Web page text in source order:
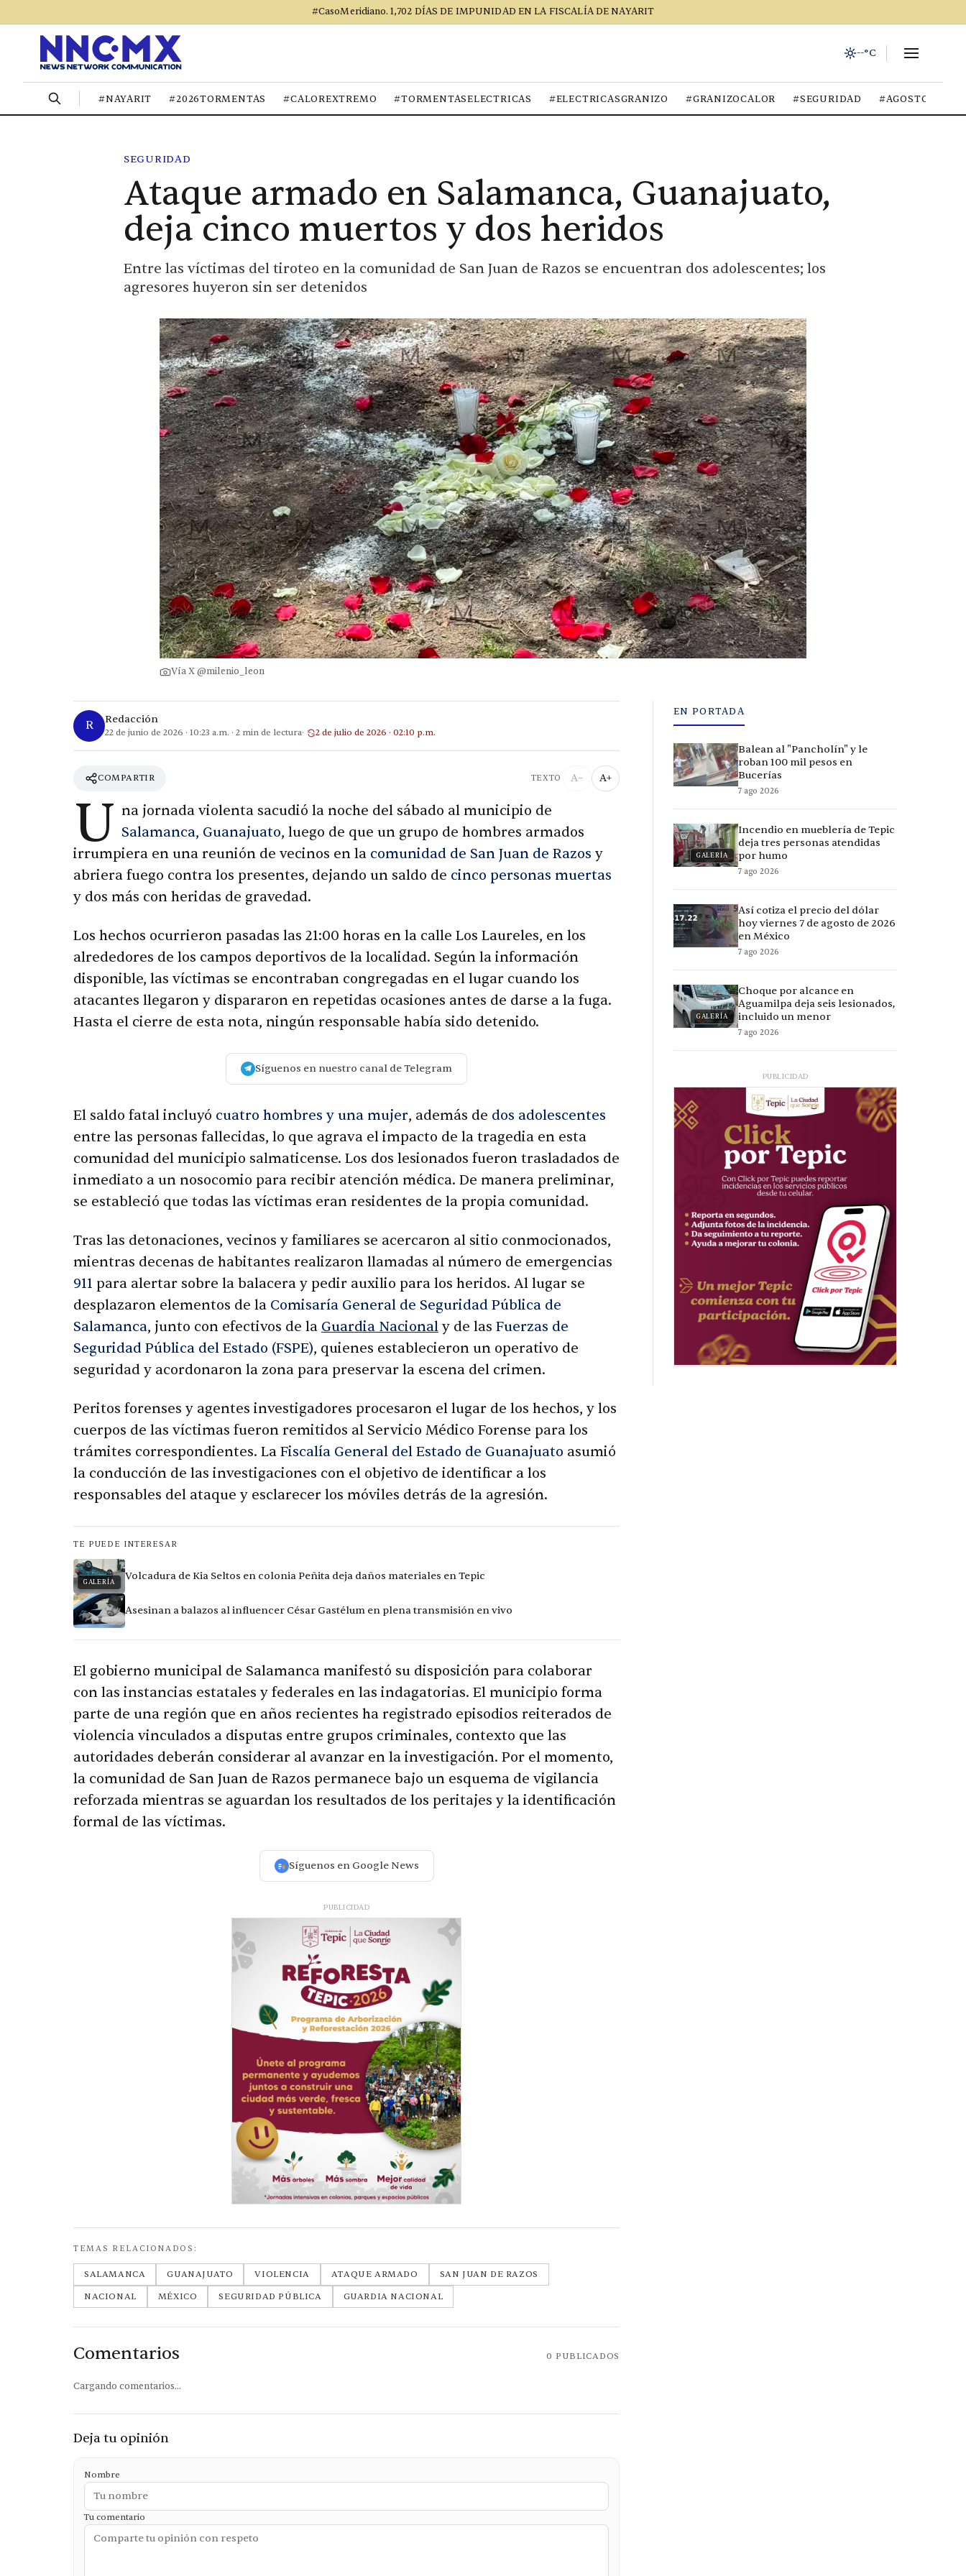
#CasoMeridiano. 1,702 DÍAS DE IMPUNIDAD EN LA FISCALÍA DE NAYARIT
--°C
#NAYARIT #2026TORMENTAS #CALOREXTREMO #TORMENTASELECTRICAS #ELECTRICASGRANIZO #GRANIZOCALOR #SEGURIDAD #AGOSTO2026
SEGURIDAD
Ataque armado en Salamanca, Guanajuato,
deja cinco muertos y dos heridos
Entre las víctimas del tiroteo en la comunidad de San Juan de Razos se encuentran dos adolescentes; los
agresores huyeron sin ser detenidos
Vía X @milenio_leon
R Redacción
22 de junio de 2026 · 10:23 a.m. · 2 min de lectura 2 de julio de 2026 · 02:10 p.m.
COMPARTIR TEXTO A− A+
U na jornada violenta sacudió la noche del sábado al municipio de
Salamanca, Guanajuato, luego de que un grupo de hombres armados
irrumpiera en una reunión de vecinos en la comunidad de San Juan de Razos y
abriera fuego contra los presentes, dejando un saldo de cinco personas muertas
y dos más con heridas de gravedad.
Los hechos ocurrieron pasadas las 21:00 horas en la calle Los Laureles, en los
alrededores de los campos deportivos de la localidad. Según la información
disponible, las víctimas se encontraban congregadas en el lugar cuando los
atacantes llegaron y dispararon en repetidas ocasiones antes de darse a la fuga.
Hasta el cierre de esta nota, ningún responsable había sido detenido.
Síguenos en nuestro canal de Telegram
El saldo fatal incluyó cuatro hombres y una mujer, además de dos adolescentes
entre las personas fallecidas, lo que agrava el impacto de la tragedia en esta
comunidad del municipio salmaticense. Los dos lesionados fueron trasladados de
inmediato a un nosocomio para recibir atención médica. De manera preliminar,
se estableció que todas las víctimas eran residentes de la propia comunidad.
Tras las detonaciones, vecinos y familiares se acercaron al sitio conmocionados,
mientras decenas de habitantes realizaron llamadas al número de emergencias
911 para alertar sobre la balacera y pedir auxilio para los heridos. Al lugar se
desplazaron elementos de la Comisaría General de Seguridad Pública de
Salamanca, junto con efectivos de la Guardia Nacional y de las Fuerzas de
Seguridad Pública del Estado (FSPE), quienes establecieron un operativo de
seguridad y acordonaron la zona para preservar la escena del crimen.
Peritos forenses y agentes investigadores procesaron el lugar de los hechos, y los
cuerpos de las víctimas fueron remitidos al Servicio Médico Forense para los
trámites correspondientes. La Fiscalía General del Estado de Guanajuato asumió
la conducción de las investigaciones con el objetivo de identificar a los
responsables del ataque y esclarecer los móviles detrás de la agresión.
TE PUEDE INTERESAR
GALERÍA Volcadura de Kia Seltos en colonia Peñita deja daños materiales en Tepic
Asesinan a balazos al influencer César Gastélum en plena transmisión en vivo
El gobierno municipal de Salamanca manifestó su disposición para colaborar
con las instancias estatales y federales en las indagatorias. El municipio forma
parte de una región que en años recientes ha registrado episodios reiterados de
violencia vinculados a disputas entre grupos criminales, contexto que las
autoridades deberán considerar al avanzar en la investigación. Por el momento,
la comunidad de San Juan de Razos permanece bajo un esquema de vigilancia
reforzada mientras se aguardan los resultados de los peritajes y la identificación
formal de las víctimas.
Síguenos en Google News
PUBLICIDAD
TEMAS RELACIONADOS:
SALAMANCA GUANAJUATO VIOLENCIA ATAQUE ARMADO
SAN JUAN DE RAZOS
NACIONAL
MÉXICO SEGURIDAD PÚBLICA GUARDIA NACIONAL
Comentarios 0 PUBLICADOS
Cargando comentarios...
Deja tu opinión
Nombre
Tu comentario
EN PORTADA
Balean al "Pancholín" y le
roban 100 mil pesos en
Bucerías
7 ago 2026
GALERÍA
Incendio en mueblería de Tepic
deja tres personas atendidas
por humo
7 ago 2026
Así cotiza el precio del dólar
hoy viernes 7 de agosto de 2026
en México
7 ago 2026
GALERÍA
Choque por alcance en
Aguamilpa deja seis lesionados,
incluido un menor
7 ago 2026
PUBLICIDAD